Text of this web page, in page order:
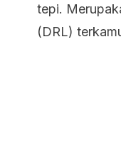
tepi.
(DRL)